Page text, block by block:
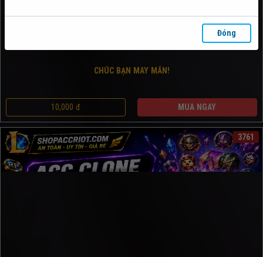
CHÚC BẠN MAY MẮN!
10,000 đ MUA NGAY
3761
Đóng